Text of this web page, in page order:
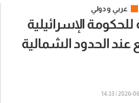
عربي و دولي
الإسرائيلية
الحدود الشمالية
2026-06-02